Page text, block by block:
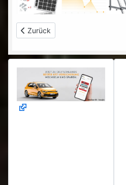
Vorheriger Beitrag:
Zurück